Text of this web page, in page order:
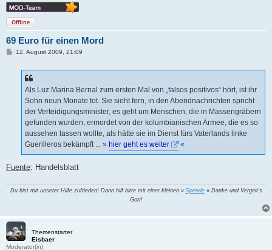
Offline
69 Euro für einen Mord
B12. August 2009, 21:09
Als Luz Marina Bernal zum ersten Mal von „falsos positivos“ hört, ist ihr
Sohn neun Monate tot. Sie sieht fern, in den Abendnachrichten spricht
der Verteidigungsminister, es geht um Menschen, die in Massengräbern
gefunden wurden, ermordet von der kolumbianischen Armee, die es so
aussehen lassen wollte, als hätte sie im Dienst fürs Vaterlands linke
Guerilleros bekämpft ... » hier geht es weiter «
Fuente: Handelsblatt
Du bist mit unserer Hilfe zufrieden! Dann hilf bitte mit einer kleinen » Spende« Danke und Vergelt's
Gott!
Themenstarter
Eisbaer
Moderator(in)